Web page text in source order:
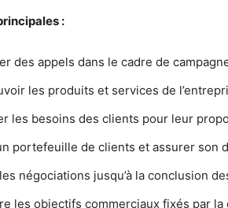
:
des appels dans le cadre de
les produits et services de
les besoins des clients pour leur
portefeuille de clients et assurer son
négociations jusqu’à la conclusion
les objectifs commerciaux fixés par la